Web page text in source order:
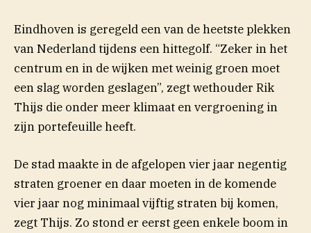
Eindhoven is geregeld een van de heetste plekken
van Nederland tijdens een hittegolf. “Zeker in het
centrum en in de wijken met weinig groen moet
een slag worden geslagen”, zegt wethouder Rik
Thijs die onder meer klimaat en vergroening in
zijn portefeuille heeft.
De stad maakte in de afgelopen vier jaar negentig
straten groener en daar moeten in de komende
vier jaar nog minimaal vijftig straten bij komen,
zegt Thijs. Zo stond er eerst geen enkele boom in